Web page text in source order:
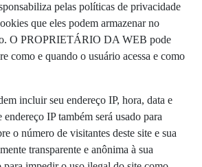
pelas políticas de privacidade
que eles podem armazenar no
O PROPRIETÁRIO DA WEB pode
como e quando o usuário acessa e como
incluir seu endereço IP, hora, data e
IP também será usado para
o número de visitantes deste site e sua
transparente e anônima à sua